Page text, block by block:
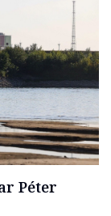
Péter